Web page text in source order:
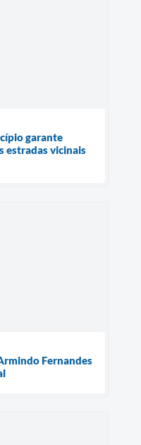
garante
estradas vicinais
Fernandes